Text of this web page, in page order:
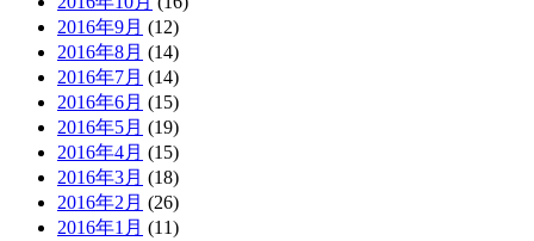
2016年9月 (12)
2016年8月 (14)
2016年7月 (14)
2016年6月 (15)
2016年5月 (19)
2016年4月 (15)
2016年3月 (18)
2016年2月 (26)
2016年1月 (11)